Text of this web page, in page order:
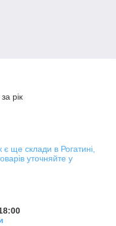
рік
ще склади в Рогатині,
уточняйте у